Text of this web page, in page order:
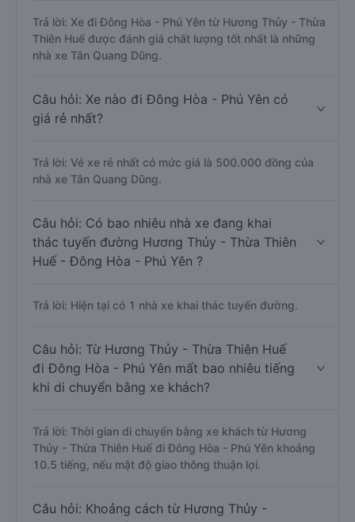
Trả lời: Xe đi Đông Hòa - Phú Yên từ Hương Thủy - Thừa
Thiên Huế được đánh giá chất lượng tốt nhất là những
nhà xe Tân Quang Dũng.
Câu hỏi: Xe nào đi Đông Hòa - Phú Yên có
giá rẻ nhất?
Trả lời: Vé xe rẻ nhất có mức giá là 500.000 đồng của
nhà xe Tân Quang Dũng.
Câu hỏi: Có bao nhiêu nhà xe đang khai
thác tuyến đường Hương Thủy - Thừa Thiên
Huế - Đông Hòa - Phú Yên ?
Trả lời: Hiện tại có 1 nhà xe khai thác tuyến đường.
Câu hỏi: Từ Hương Thủy - Thừa Thiên Huế
đi Đông Hòa - Phú Yên mất bao nhiêu tiếng
khi di chuyển bằng xe khách?
Trả lời: Thời gian di chuyển bằng xe khách từ Hương
Thủy - Thừa Thiên Huế đi Đông Hòa - Phú Yên khoảng
10.5 tiếng, nếu mật độ giao thông thuận lợi.
Câu hỏi: Khoảng cách từ Hương Thủy -